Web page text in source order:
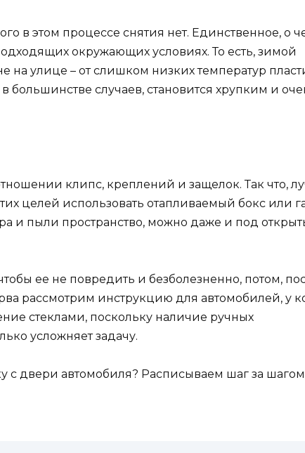
в этом процессе снятия нет. Единственное, о
окружающих условиях. То есть, зимой
на улице – от слишком низких температур
большинстве случаев, становится хрупким и
клипс, креплений и защелок. Так что,
целей использовать отапливаемый бокс или
и пыли пространство, можно даже и под
ее не повредить и безболезненно, потом,
рассмотрим инструкцию для автомобилей, у
стеклами, поскольку наличие ручных
усложняет задачу.